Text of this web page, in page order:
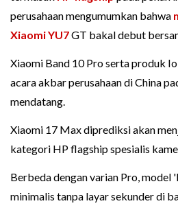
perusahaan mengumumkan bahwa
Xiaomi YU7GT bakal debut
Xiaomi Band 10 Pro serta produk
acara akbar perusahaan di China
mendatang.
Xiaomi 17 Max diprediksi akan
kategori HP flagship spesialis
Berbeda dengan varian Pro,
minimalis tanpa layar sekunder di